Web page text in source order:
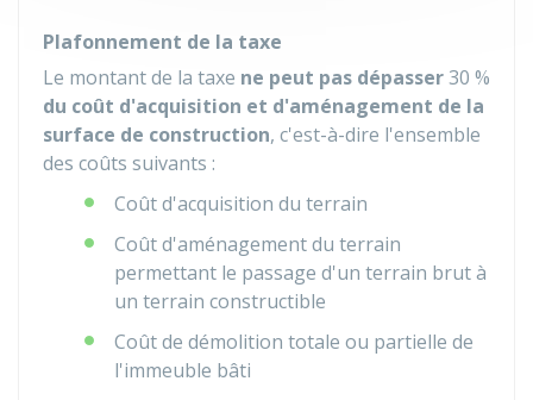
Plafonnement de la taxe
Le montant de la taxe ne peut pas dépasser30 %
du coût d'acquisition et d'aménagement de la
surface de construction, c'est-à-dire l'ensemble
des coûts suivants :
Coût d'acquisition du terrain
Coût d'aménagement du terrain
permettant le passage d'un terrain brut à
un terrain constructible
Coût de démolition totale ou partielle de
l'immeuble bâti